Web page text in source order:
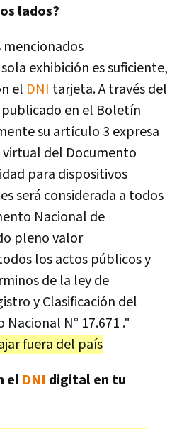
lados?
mencionados
exhibición es suficiente,
el DNI tarjeta. A través del
en el Boletín
su artículo 3 expresa
del Documento
para dispositivos
será considerada a todos
Nacional de
pleno valor
los actos públicos y
de la ley de
y Clasificación del
N° 17.671 ."
fuera del país
el DNI digital en tu